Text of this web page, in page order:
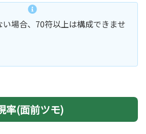
場合、70符以上は構成できませ
率(面前ツモ)